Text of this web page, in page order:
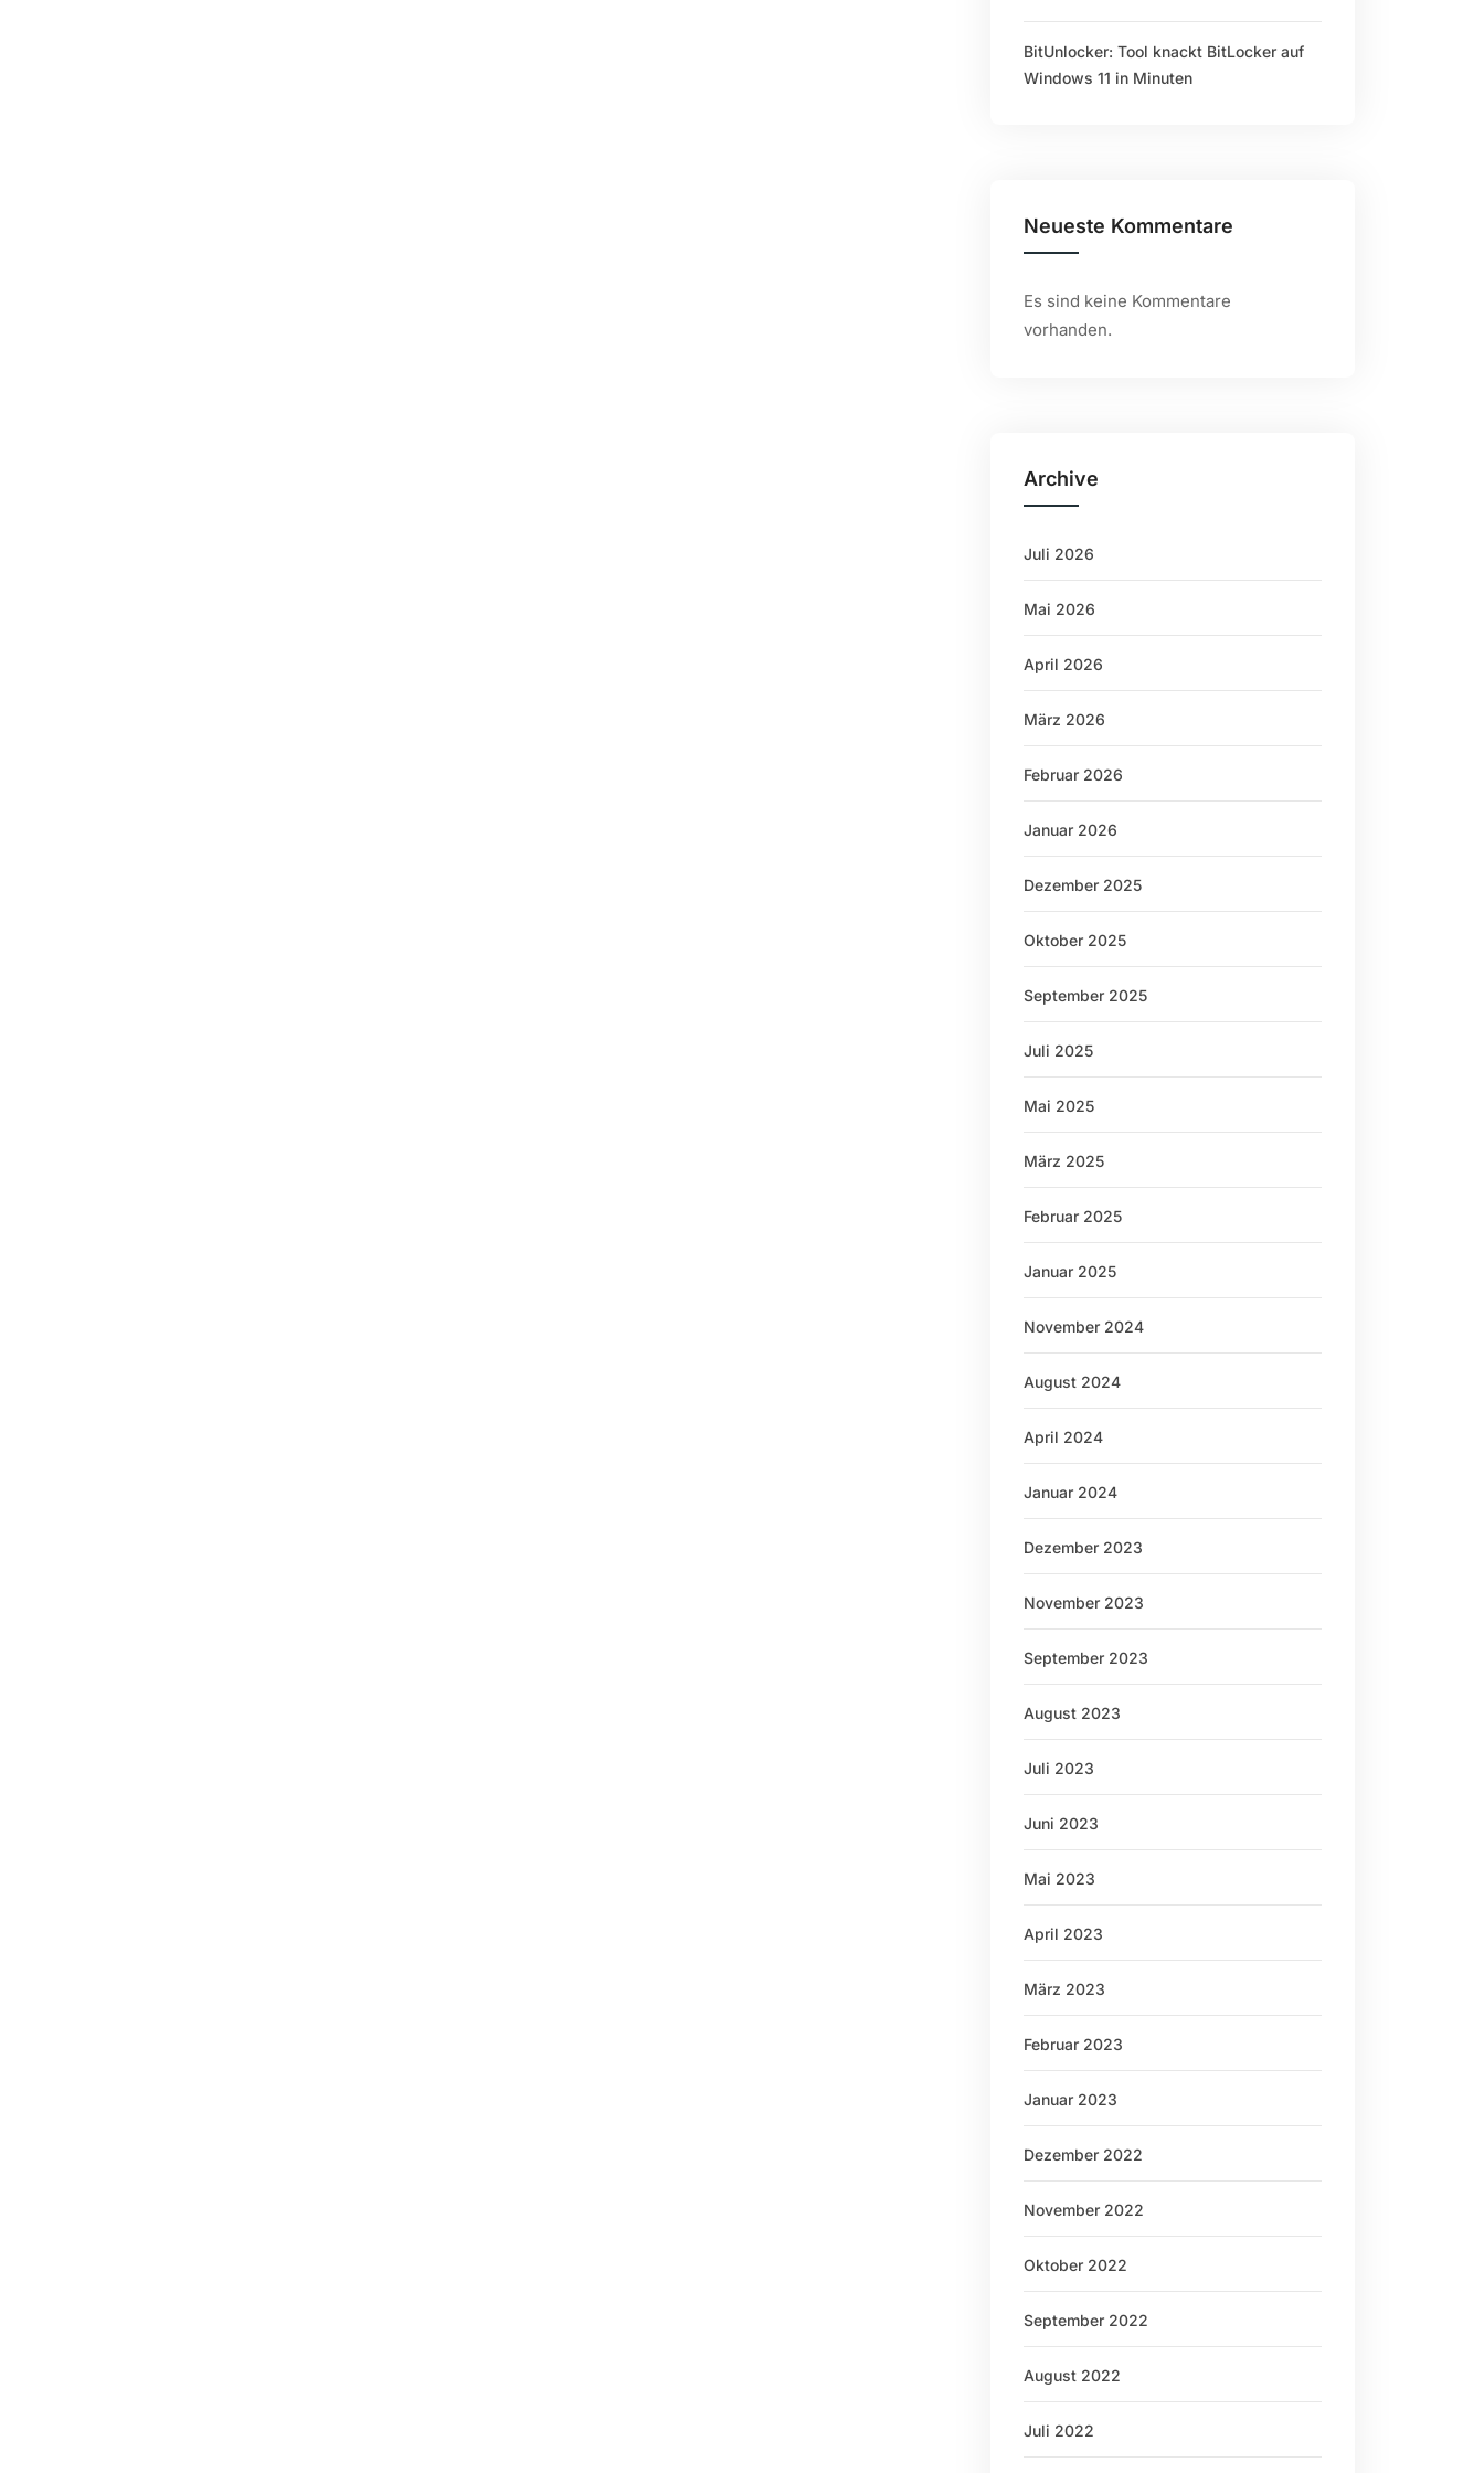
BitUnlocker: Tool knackt BitLocker auf
Windows 11 in Minuten
Neueste Kommentare
Es sind keine Kommentare
vorhanden.
Archive
Juli 2026
Mai 2026
April 2026
März 2026
Februar 2026
Januar 2026
Dezember 2025
Oktober 2025
September 2025
Juli 2025
Mai 2025
März 2025
Februar 2025
Januar 2025
November 2024
August 2024
April 2024
Januar 2024
Dezember 2023
November 2023
September 2023
August 2023
Juli 2023
Juni 2023
Mai 2023
April 2023
März 2023
Februar 2023
Januar 2023
Dezember 2022
November 2022
Oktober 2022
September 2022
August 2022
Juli 2022